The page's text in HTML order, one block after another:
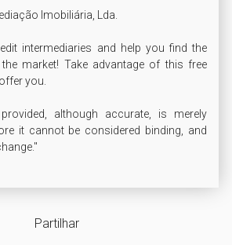
Partilhar
Imobiliária, Lda.
intermediaries and help you find the
market! Take advantage of this free
you.
although accurate, is merely
it cannot be considered binding, and